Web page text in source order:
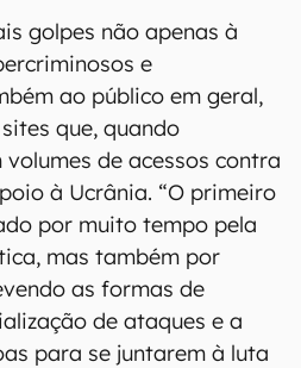
golpes não apenas à
e
ao público em geral,
que, quando
de acessos contra
à Ucrânia. “O primeiro
por muito tempo pela
mas também por
as formas de
de ataques e a
para se juntarem à luta